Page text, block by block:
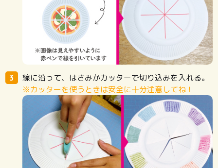
線に沿って、はさみかカッターで切り込みを入れる。
※カッターを使うときは安全に十分注意してね！